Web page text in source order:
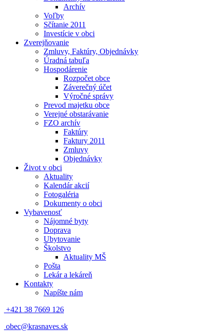
Archív
Voľby
Sčítanie 2011
Investície v obci
Zverejňovanie
Zmluvy, Faktúry, Objednávky
Úradná tabuľa
Hospodárenie
Rozpočet obce
Záverečný účet
Výročné správy
Prevod majetku obce
Verejné obstarávanie
FZO archív
Faktúry
Faktury 2011
Zmluvy
Objednávky
Život v obci
Aktuality
Kalendár akcií
Fotogaléria
Dokumenty o obci
Vybavenosť
Nájomné byty
Doprava
Ubytovanie
Školstvo
Aktuality MŠ
Pošta
Lekár a lekáreň
Kontakty
Napíšte nám
+421 38 7669 126
obec@krasnaves.sk